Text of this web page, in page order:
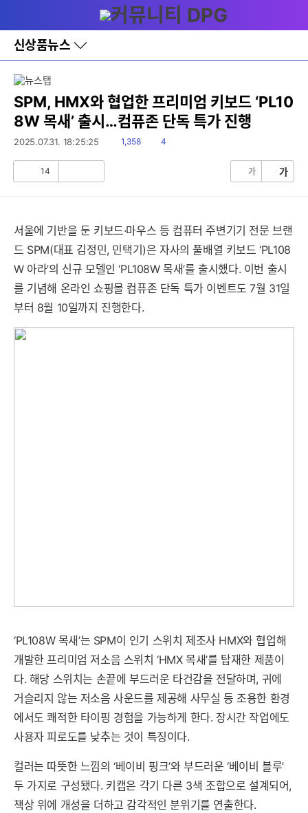
와
홈
신상품뉴스
바
로
레
이
어
창
토
SPM, HMX와 협업한 프리미엄 키보드 ‘PL10
8W 목새’ 출시…컴퓨존 단독 특가 진행
2025.07.31. 18:25:25
읽
1,358
댓
4
14 가 가
서울에 기반을 둔 키보드·마우스 등 컴퓨터 주변기기 전문 브랜
드 SPM(대표 김정민, 민택기)은 자사의 풀배열 키보드 ‘PL108
W 아라’의 신규 모델인 ‘PL108W 목새’를 출시했다. 이번 출시
를 기념해 온라인 쇼핑몰 컴퓨존 단독 특가 이벤트도 7월 31일
부터 8월 10일까지 진행한다.
‘PL108W 목새’는 SPM이 인기 스위치 제조사 HMX와 협업해
개발한 프리미엄 저소음 스위치 ‘HMX 목새’를 탑재한 제품이
다. 해당 스위치는 손끝에 부드러운 타건감을 전달하며, 귀에
거슬리지 않는 저소음 사운드를 제공해 사무실 등 조용한 환경
에서도 쾌적한 타이핑 경험을 가능하게 한다. 장시간 작업에도
사용자 피로도를 낮추는 것이 특징이다.
컬러는 따뜻한 느낌의 ‘베이비 핑크’와 부드러운 ‘베이비 블루’
두 가지로 구성됐다. 키캡은 각기 다른 3색 조합으로 설계되어,
책상 위에 개성을 더하고 감각적인 분위기를 연출한다.
세부정보 열기/접기